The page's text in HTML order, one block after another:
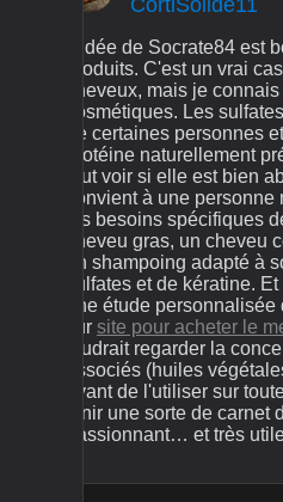
L'idée de Socrate84 est
produits. C'est un vrai
cheveux, mais je
cosmétiques. Les
de certaines personnes
protéine naturellement
faut voir si elle est bien
convient à une
les besoins spécifiques
cheveu gras, un cheveu
un shampoing adapté à
sulfates et de kératine.
une étude
sur site pour acheter le
faudrait regarder la
associés (huiles
avant de l'utiliser sur
tenir une sorte de
passionnant… et très